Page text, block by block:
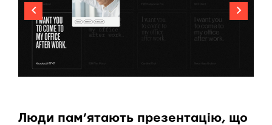
Люди пам’ятають презентацію, що